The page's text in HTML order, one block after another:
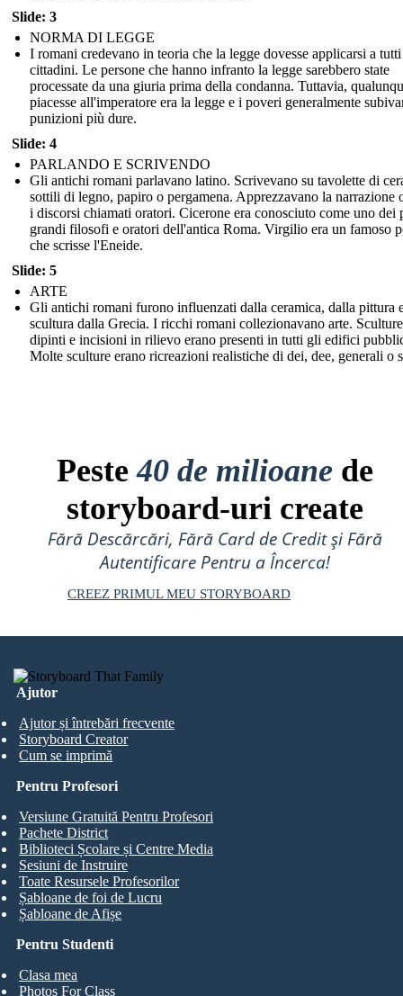
Slide: 3
NORMA DI LEGGE
I romani credevano in teoria che la legge dovesse applicarsi a
cittadini. Le persone che hanno infranto la legge sarebbero state
processate da una giuria prima della condanna. Tuttavia,
piacesse all'imperatore era la legge e i poveri generalmente
punizioni più dure.
Slide: 4
PARLANDO E SCRIVENDO
Gli antichi romani parlavano latino. Scrivevano su tavolette di
sottili di legno, papiro o pergamena. Apprezzavano la narrazione
i discorsi chiamati oratori. Cicerone era conosciuto come uno dei
grandi filosofi e oratori dell'antica Roma. Virgilio era un famoso
che scrisse l'Eneide.
Slide: 5
ARTE
Gli antichi romani furono influenzati dalla ceramica, dalla pittura
scultura dalla Grecia. I ricchi romani collezionavano arte.
dipinti e incisioni in rilievo erano presenti in tutti gli edifici
Molte sculture erano ricreazioni realistiche di dei, dee, generali o
Peste40 de milioane de
storyboard-uri create
Fără Descărcări, Fără Card de Credit și Fără
Autentificare Pentru a Încerca!
CREEZ PRIMUL MEU STORYBOARD
Ajutor
Ajutor și întrebări frecvente
Storyboard Creator
Cum se imprimă
Pentru Studenti
Clasa mea
Photos For Class
Pentru Profesori
Versiune Gratuită Pentru Profesori
Pachete District
Biblioteci Școlare și Centre Media
Sesiuni de Instruire
Toate Resursele Profesorilor
Șabloane de foi de Lucru
Șabloane de Afișe